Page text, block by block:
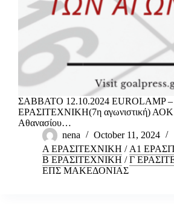
ΣΑΒΒΑΤΟ 12.10.2024 EUROLAMP –
ΕΡΑΣΙΤΕΧΝΙΚΗ(7η αγωνιστική) ΑΟΚ
Αθανασίου…
nena
October 11, 2024
Α ΕΡΑΣΙΤΕΧΝΙΚΗ / Α1
Β ΕΡΑΣΙΤΕΧΝΙΚΗ /Γ
ΕΠΣ ΜΑΚΕΔΟΝΙΑΣ